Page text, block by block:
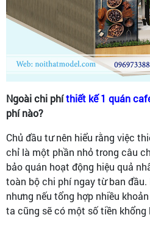
Ngoài chi phíthiết kế 1 quán
phí nào?
Chủ đầu tư nên hiểu rằng việc
chỉ là một phần nhỏ trong câu
bảo quán hoạt động hiệu quả
toàn bộ chi phí ngay từ ban
nhưng nếu tổng hợp nhiều
ta cũng sẽ có một số tiền khổng